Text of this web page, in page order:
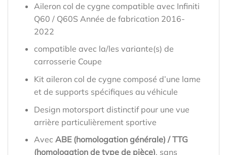
Aileron col de cygne compatible avec Infiniti
Q60 / Q60S Année de fabrication 2016-
2022
compatible avec la/les variante(s) de
carrosserie Coupe
Kit aileron col de cygne composé d’une lame
et de supports spécifiques au véhicule
Design motorsport distinctif pour une vue
arrière particulièrement sportive
Avec ABE (homologation générale) / TTG
(homologation de type de pièce), sans